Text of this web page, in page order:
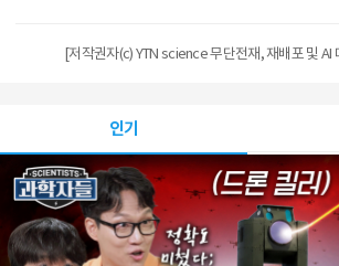
[저작권자(c) YTN science 무단전재, 재배포 및 AI
인기